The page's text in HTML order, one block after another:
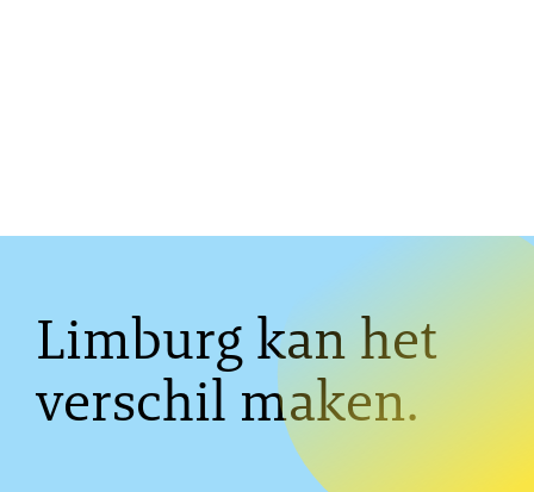
Limburg kan het
verschil maken.